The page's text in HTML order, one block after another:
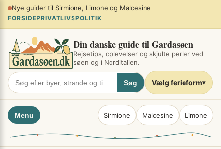
Spring
indhold
Planlæg sommerferien ved søen
FORSIDEPRIVATLIVSPOLITIK
Din danske guide til Gardasøen
Rejsetips, oplevelser og skjulte perler ved
søen og i Norditalien.
Søg Vælg ferieform▾
Menu Sirmione Malcesine Limone